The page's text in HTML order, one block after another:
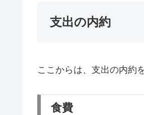
支出の内約
ここからは、支出の内約
食費